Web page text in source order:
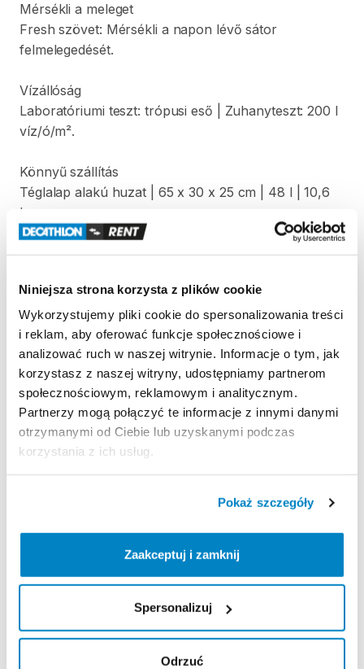
Niniejsza strona korzysta z plików cookie
Wykorzystujemy pliki cookie do spersonalizowania treści
i reklam, aby oferować funkcje społecznościowe i
analizować ruch w naszej witrynie. Informacje o tym, jak
korzystasz z naszej witryny, udostępniamy partnerom
społecznościowym, reklamowym i analitycznym.
Partnerzy mogą połączyć te informacje z innymi danymi
otrzymanymi od Ciebie lub uzyskanymi podczas
korzystania z ich usług.
Pokaż szczegóły
Zaakceptuj i zamknij
Spersonalizuj
Odrzuć
Mérsékli a meleget
Fresh szövet: Mérsékli a napon lévő sátor
felmelegedését.
Vízállóság
Laboratóriumi teszt: trópusi eső Zuhanyteszt: 200 l
víz​/​ó​/​m².
Könnyű szállítás
Téglalap alakú huzat 65 x 30 x 25 cm 48 l 10​,​6
kg
Könnyű össze- és szétszerelés
könnyű felállítani.
Árnyékot biztosít
Szabadalmaztatott anyagának köszönhetően kizárja
a napfényt
Szélálló
50 km​/​h erős szélnek ellenáll (6. szintű erősség)
|Teszt: forgótálcán légfúvóval
Zasady wypożyczenia
Regulamin wypożyczalni